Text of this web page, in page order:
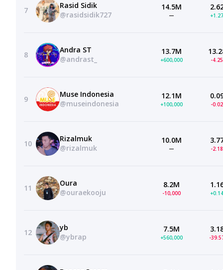
7
Rasid Sidik
@rasidsidik727
14.5M
—
8
Andra ST
@andrast_
13.7M
+600,000 -
9
Muse Indonesia
@museindonesia
12.1M
+100,000 -
10
Rizalmuk
@rizalmuk
10.0M
— -
11
Oura
@ouraekooju
8.2M
-10,000
12
yb
@ybrap
7.5M
+560,000 -